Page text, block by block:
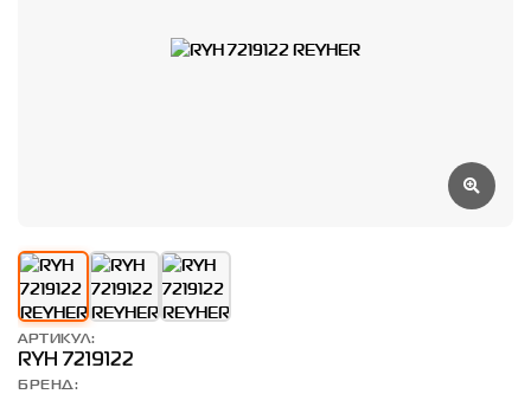
Особистий кабінет
АРТИКУЛ:
RYH 7219122
БРЕНД: